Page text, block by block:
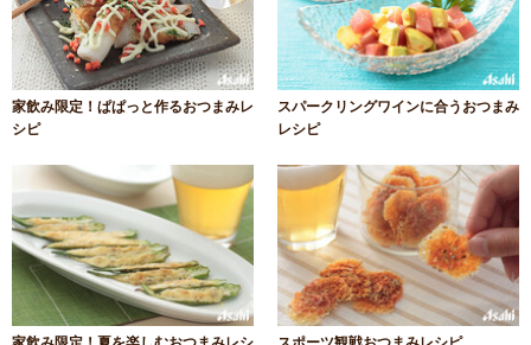
家飲み限定！ぱぱっと作るおつまみレ
シピ
スパークリングワインに合うおつまみ
レシピ